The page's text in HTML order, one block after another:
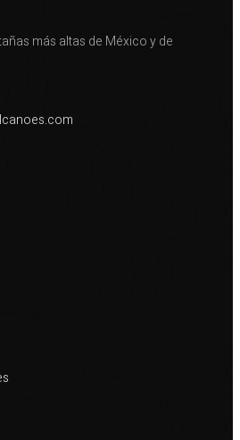
más altas de México y de